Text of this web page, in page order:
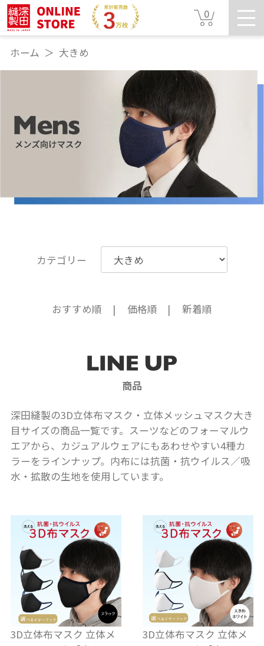
0
ホーム 大きめ
カテゴリー
おすすめ順 価格順 新着順
商品
深田縫製の3D立体布マスク・立体メッシュマスク大き
目サイズの商品一覧です。スーツなどのフォーマルウ
エアから、カジュアルウェアにもあわせやすい4種カ
ラーをラインナップ。内布には抗菌・抗ウイルス／吸
水・拡散の生地を使用しています。
3D立体布マスク 立体メ
3D立体布マスク 立体メ